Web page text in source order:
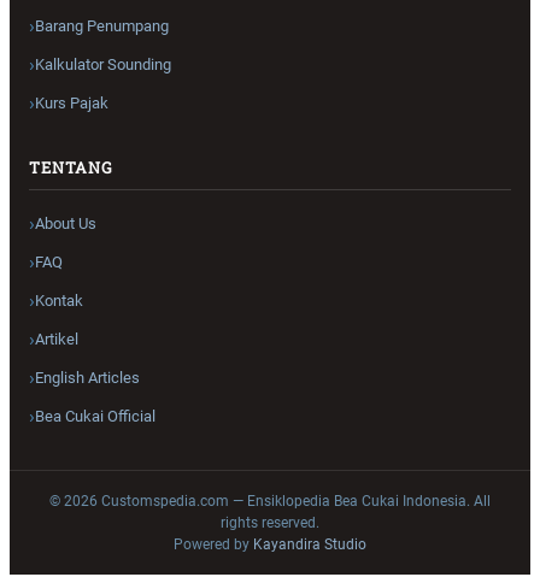
Barang Penumpang
Kalkulator Sounding
Kurs Pajak
TENTANG
About Us
FAQ
Kontak
Artikel
English Articles
Bea Cukai Official
© 2026 Customspedia.com — Ensiklopedia Bea Cukai Indonesia. All
rights reserved.
Powered by Kayandira Studio